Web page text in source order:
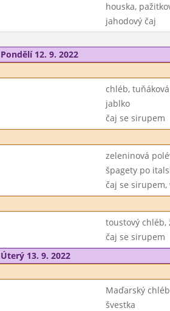
houska,
jahodový čaj
Pondělí 12. 9. 2022
chléb,
jablko
čaj se sirupem
zeleninová
špagety po
čaj se sirupem,
toustový chléb,
čaj se sirupem
Úterý 13. 9. 2022
Maďarský
švestka